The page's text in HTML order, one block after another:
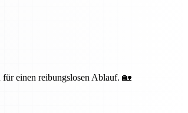
einen reibungslosen Ablauf. 🏡